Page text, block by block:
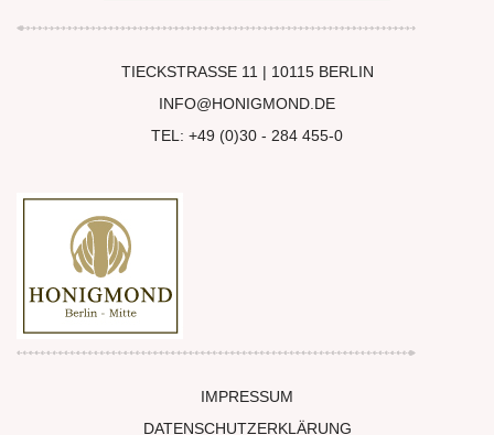
TIECKSTRASSE 11 | 10115 BERLIN
INFO@HONIGMOND.DE
TEL: +49 (0)30 - 284 455-0
IMPRESSUM
DATENSCHUTZERKLÄRUNG